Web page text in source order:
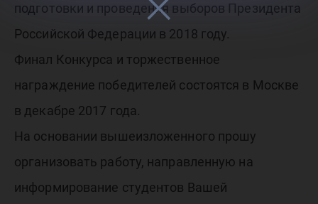
подготовки и проведения выборов Президента
Российской Федерации в 2018 году.
Финал Конкурса и торжественное
награждение победителей состоятся в Москве
в декабре 2017 года.
На основании вышеизложенного прошу
организовать работу, направленную на
информирование студентов Вашей